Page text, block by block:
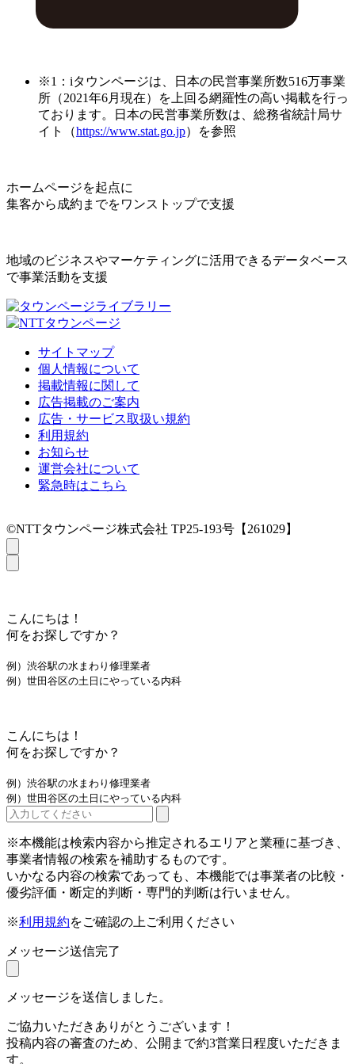
※1：iタウンページは、日本の民営事業所数516万事業
所（2021年6月現在）を上回る網羅性の高い掲載を行っ
ております。日本の民営事業所数は、総務省統計局サ
イト（https://www.stat.go.jp）を参照
ホームページを起点に
集客から成約までをワンストップで支援
地域のビジネスやマーケティングに活用できるデータベース
で事業活動を支援
サイトマップ
個人情報について
掲載情報に関して
広告掲載のご案内
広告・サービス取扱い規約
利用規約
お知らせ
運営会社について
緊急時はこちら
©NTTタウンページ株式会社 TP25-193号【261029】
こんにちは！
何をお探しですか？
例）渋谷駅の水まわり修理業者
例）世田谷区の土日にやっている内科
こんにちは！
何をお探しですか？
例）渋谷駅の水まわり修理業者
例）世田谷区の土日にやっている内科
※本機能は検索内容から推定されるエリアと業種に基づき、
事業者情報の検索を補助するものです。
いかなる内容の検索であっても、本機能では事業者の比較・
優劣評価・断定的判断・専門的判断は行いません。
※利用規約をご確認の上ご利用ください
メッセージ送信完了
メッセージを送信しました。
ご協力いただきありがとうございます！
投稿内容の審査のため、公開まで約3営業日程度いただきま
す。